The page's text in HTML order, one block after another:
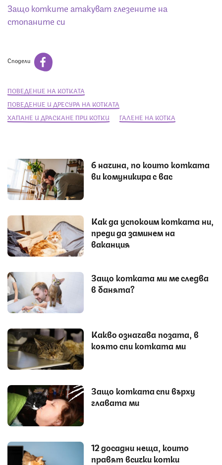
Защо котките атакуват глезените на
стопаните си
Сподели
ПОВЕДЕНИЕ НА КОТКАТА
ПОВЕДЕНИЕ И ДРЕСУРА НА КОТКАТА
ХАПАНЕ И ДРАСКАНЕ ПРИ КОТКИ
ГАЛЕНЕ НА КОТКА
6 начина, по които котката
ви комуникира с вас
Как да успокоим котката ни,
преди да заминем на
ваканция
Защо котката ми ме следва
в банята?
Какво означава позата, в
която спи котката ми
Защо котката спи върху
главата ми
12 досадни неща, които
правят всички котки